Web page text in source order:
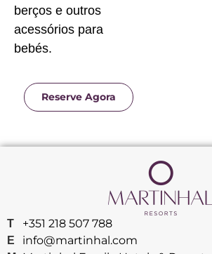
berços e outros
acessórios para
bebés.
Reserve Agora
T
E
+351 218 507 788
info@martinhal.com